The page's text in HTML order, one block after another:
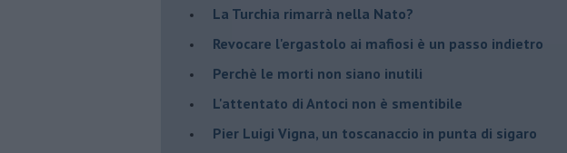
La Turchia rimarrà nella Nato?
Revocare l'ergastolo ai mafiosi è un passo indietro
Perchè le morti non siano inutili
L'attentato di Antoci non è smentibile
Pier Luigi Vigna, un toscanaccio in punta di sigaro